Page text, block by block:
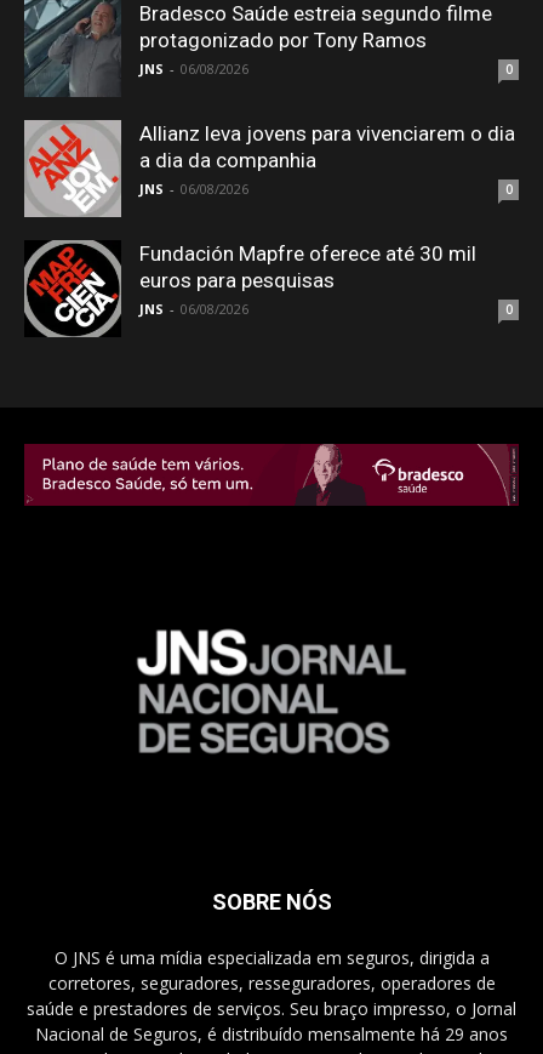
Bradesco Saúde estreia segundo filme
protagonizado por Tony Ramos
JNS - 06/08/2026 0
Allianz leva jovens para vivenciarem o dia
a dia da companhia
JNS - 06/08/2026 0
Fundación Mapfre oferece até 30 mil
euros para pesquisas
JNS - 06/08/2026 0
SOBRE NÓS
O JNS é uma mídia especializada em seguros, dirigida a
corretores, seguradores, resseguradores, operadores de
saúde e prestadores de serviços. Seu braço impresso, o Jornal
Nacional de Seguros, é distribuído mensalmente há 29 anos